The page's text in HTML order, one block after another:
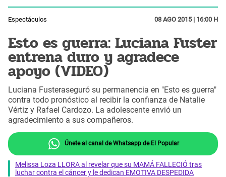
Espectáculos 08 AGO 2015 | 16:00 H
Esto es guerra: Luciana Fuster
entrena duro y agradece
apoyo (VIDEO)
Luciana Fusteraseguró su permanencia en "Esto es guerra"
contra todo pronóstico al recibir la confianza de Natalie
Vértiz y Rafael Cardozo. La adolescente envió un
agradecimiento a sus compañeros.
Únete al canal de Whatsapp de El Popular
Melissa Loza LLORA al revelar que su MAMÁ FALLECIÓ tras
luchar contra el cáncer y le dedican EMOTIVA DESPEDIDA